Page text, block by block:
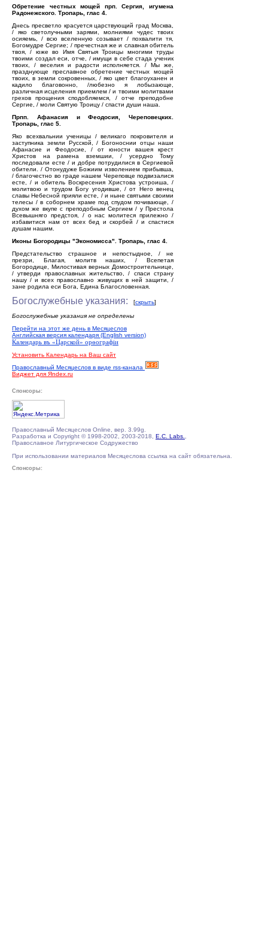
Обретение честных мощей прп. Сергия, игумена
Радонежского. Тропарь, глас 4.
Днесь пресветло красуется царствующий град Москва,
/ яко светолучными зарями, молниями чудес твоих
осияемь, / всю вселенную созывает / похвалити тя,
Богомудре Сергие; / пречестная же и славная обитель
твоя, / юже во Имя Святыя Троицы многими труды
твоими создал еси, отче, / имущи в себе стада ученик
твоих, / веселия и радости исполняется. / Мы же,
празднующе преславное обретение честных мощей
твоих, в земли сокровенных, / яко цвет благоуханен и
кадило благовонно, /любезно я лобызающе,
различная исцеления приемлем / и твоими молитвами
грехов прощения сподобляемся, / отче преподобне
Сергие, / моли Святую Троицу / спасти души наша.
Прпп. Афанасия и Феодосия, Череповецких.
Тропарь, глас 5.
Яко всехвальнии ученицы / великаго покровителя и
заступника земли Русской, / Богоноснии отцы наши
Афанасие и Феодосие, / от юности вашея крест
Христов на рамена вземшии, / усердно Тому
последовали есте / и добре потрудилися в Сергиевой
обители. / Отонудуже Божиим изволением прибывша,
/ благочестно во граде нашем Череповце подвизалися
есте, / и обитель Воскресения Христова устроиша, /
молитвою и трудом Богу угодивше, / от Него венец
славы Небесной прияли есте, / и ныне святыми своими
телесы / в соборнем храме под спудом почивающе, /
духом же вкупе с преподобным Сергием / у Престола
Всевышняго предстоя, / о нас молитеся прилежно /
избавитися нам от всех бед и скорбей / и спастися
душам нашим.
Иконы Богородицы "Экономисса". Тропарь, глас 4.
Предстательство страшное и непостыдное, / не
презри, Благая, молитв наших, / Всепетая
Богородице, Милостивая верных Домостроительнице,
/ утверди православных жительство, / спаси страну
нашу / и всех православно живущих в ней защити, /
зане родила еси Бога, Едина Благословенная.
Богослужебные указания: [скрыть]
Богослужебные указания не определены
Перейти на этот же день в Месяцеслов
Английская версия календаря (English version)
Календарь въ «Царской» орѳографiи
Установить Календарь на Ваш сайт
Православный Месяцеслов в виде rss-канала
Виджет для Яndex.ru
Спонсоры:
Православный Месяцеслов Online, вер. 3.99g.
Разработка и Copyright © 1998-2002, 2003-2018, E.C. Labs.
Православное Литургическое Содружество
При использовании материалов Месяцеслова ссылка на сайт обязательна.
Спонсоры: